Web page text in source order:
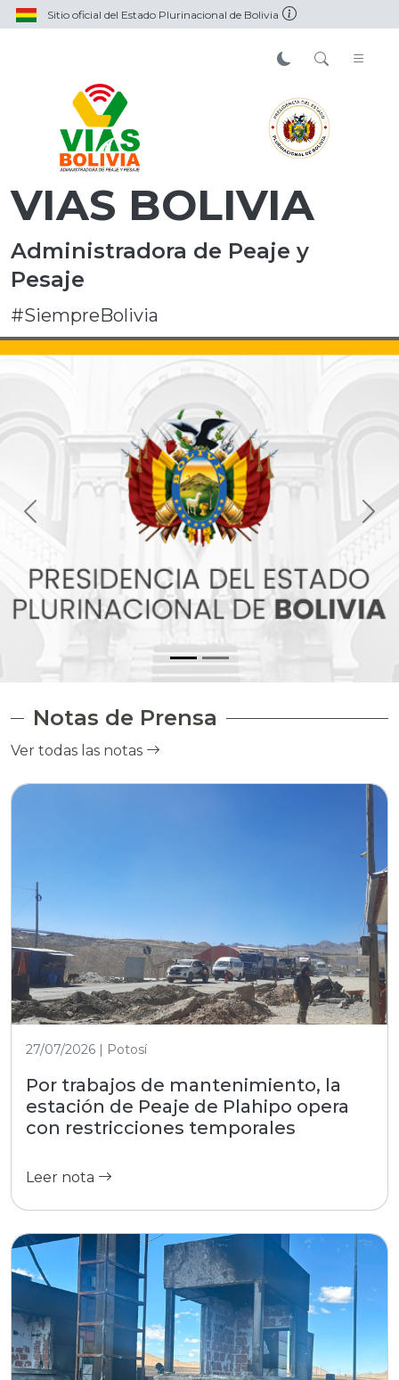
Sitio oficial del Estado Plurinacional de Bolivia
VIAS BOLIVIA
Administradora de Peaje y
Pesaje
#SiempreBolivia
Notas de Prensa
Ver todas las notas
27/07/2026 | Potosí
Por trabajos de mantenimiento, la
estación de Peaje de Plahipo opera
con restricciones temporales
Leer nota